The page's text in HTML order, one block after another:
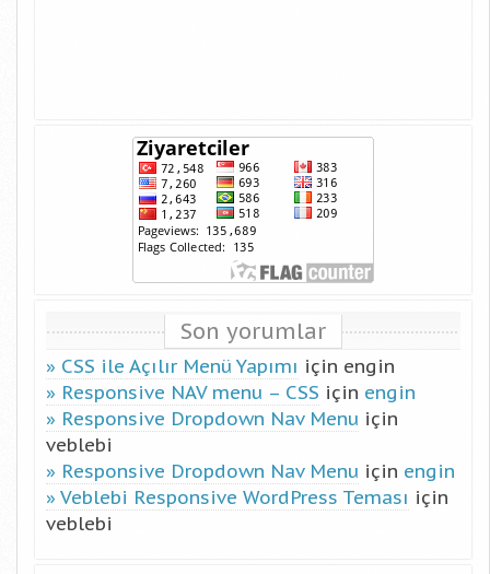
Son yorumlar
CSS ile Açılır Menü Yapımı için engin
Responsive NAV menu – CSS için engin
Responsive Dropdown Nav Menu için
veblebi
Responsive Dropdown Nav Menu için engin
Veblebi Responsive WordPress Teması için
veblebi